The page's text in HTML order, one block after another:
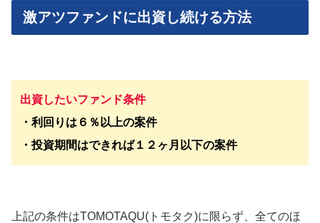
激アツファンドに出資し続ける方法
出資したいファンド条件
・利回りは６％以上の案件
・投資期間はできれば１２ヶ月以下の案件
上記の条件はTOMOTAQU(トモタク)に限らず、全てのほ